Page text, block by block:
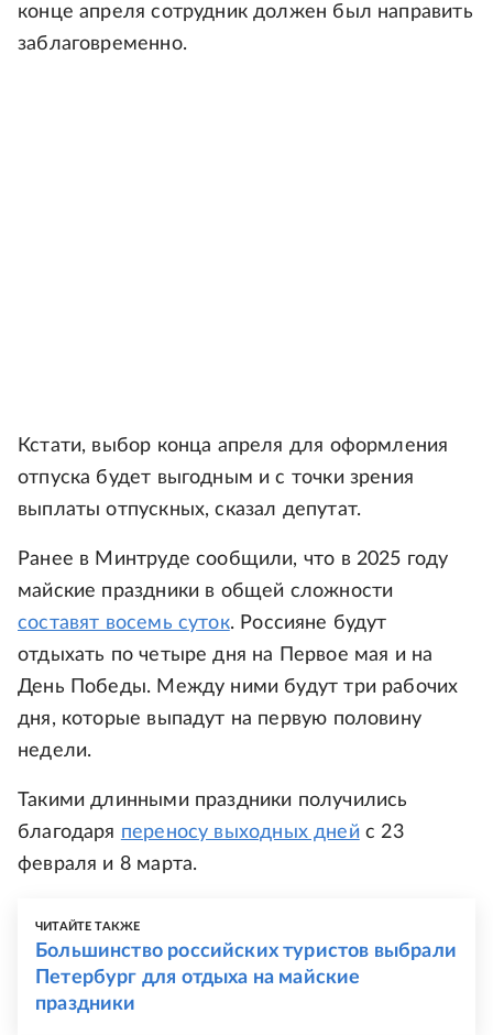
конце апреля сотрудник должен был направить
заблаговременно.
Кстати, выбор конца апреля для оформления
отпуска будет выгодным и с точки зрения
выплаты отпускных, сказал депутат.
Ранее в Минтруде сообщили, что в 2025 году
майские праздники в общей сложности
составят восемь суток. Россияне будут
отдыхать по четыре дня на Первое мая и на
День Победы. Между ними будут три рабочих
дня, которые выпадут на первую половину
недели.
Такими длинными праздники получились
благодаря переносу выходных дней с 23
февраля и 8 марта.
ЧИТАЙТЕ ТАКЖЕ
Большинство российских туристов выбрали
Петербург для отдыха на майские
праздники